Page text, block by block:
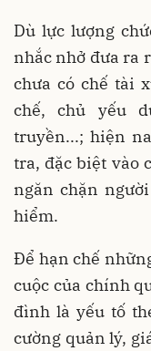
Dù lực lượng
nhắc nhở đưa ra
chưa có chế tài
chế, chủ yếu
truyền...; hiện
tra, đặc biệt vào
ngăn chặn
hiểm.
Để hạn chế
cuộc của chính
đình là yếu tố
cường quản lý,